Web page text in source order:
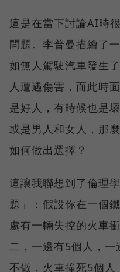
這是在當下討論AI時
問題。李普曼描繪了
如無人駕駛汽車發生
人遭遇傷害，而此時
是好人，有時候也是
或是男人和女人，那
如何做出選擇？
這讓我聯想到了倫理
題」：假設你在一個
處有一輛失控的火車
二，一邊有5個人，
不做，火車撞死5個